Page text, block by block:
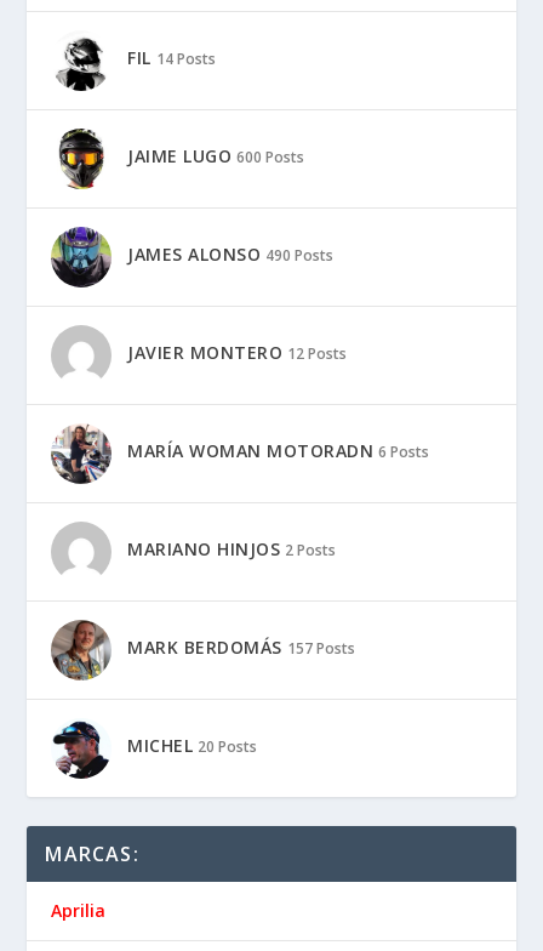
FIL 14 Posts
JAIME LUGO 600 Posts
JAMES ALONSO 490 Posts
JAVIER MONTERO 12 Posts
MARÍA WOMAN MOTORADN 6 Posts
MARIANO HINJOS 2 Posts
MARK BERDOMÁS 157 Posts
MICHEL 20 Posts
MARCAS:
Aprilia